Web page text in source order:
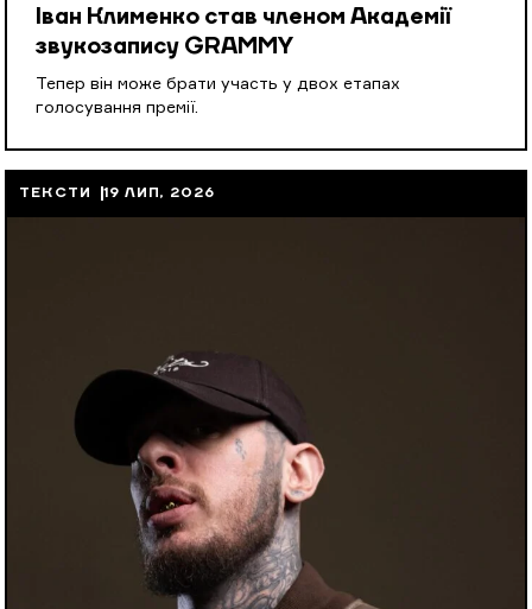
Іван Клименко став членом Академії
звукозапису GRAMMY
Тепер він може брати участь у двох етапах
голосування премії.
ТЕКСТИ 19 ЛИП, 2026